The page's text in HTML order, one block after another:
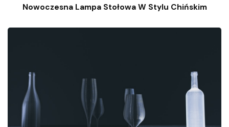
Nowoczesna Lampa Stołowa W Stylu Chińskim